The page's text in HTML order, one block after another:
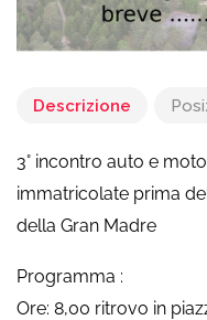
Descrizione
3° incontro auto e
immatricolate prima
della Gran Madre
Programma :
Ore: 8,00 ritrovo in